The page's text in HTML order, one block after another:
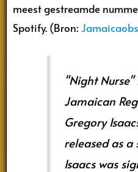
meest gestreamde
Spotify. (Bron:
"Night
Jamaican
Gregory
released as
Isaacs was